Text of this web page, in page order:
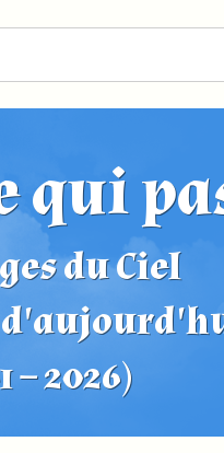
qui
du Ciel
– 2026)